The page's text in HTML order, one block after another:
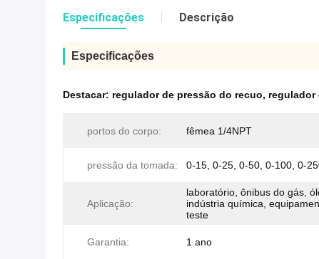
Especificações Descrição
Especificações
Destacar: regulador de pressão do recuo, regulador
portos do corpo: fêmea 1/4NPT
pressão da tomada: 0-15, 0-25, 0-50, 0-100, 0-
Aplicação:
laboratório, ônibus do gás,
indústria química,
teste
Garantia: 1 ano